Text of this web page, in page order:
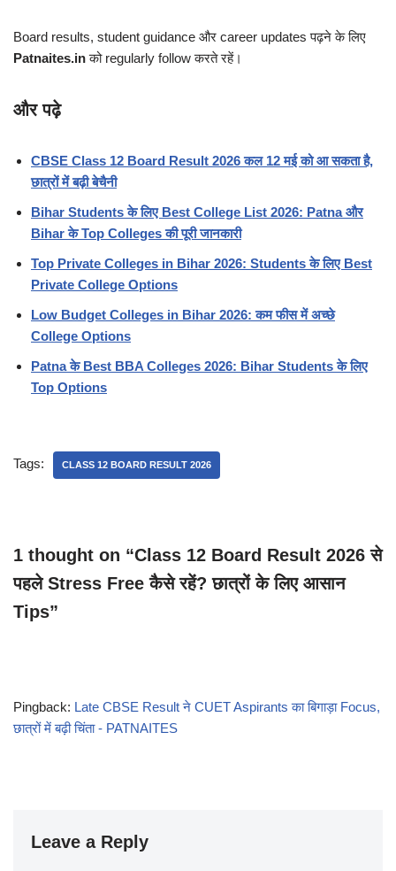
Board results, student guidance और career updates पढ़ने के लिए
Patnaites.inको regularly follow करते रहें।
और पढ़े
CBSE Class 12 Board Result 2026 कल 12 मई को आ सकता है,
छात्रों में बढ़ी बेचैनी
Bihar Students के लिए Best College List 2026: Patna और
Bihar के Top Colleges की पूरी जानकारी
Top Private Colleges in Bihar 2026: Students के लिए Best
Private College Options
Low Budget Colleges in Bihar 2026: कम फीस में अच्छे
College Options
Patna के Best BBA Colleges 2026: Bihar Students के लिए
Top Options
Tags: CLASS 12 BOARD RESULT 2026
1 thought on “Class 12 Board Result 2026 से
पहले Stress Free कैसे रहें? छात्रों के लिए आसान
Tips”
Pingback: Late CBSE Result ने CUET Aspirants का बिगाड़ा Focus,
छात्रों में बढ़ी चिंता - PATNAITES
Leave a Reply